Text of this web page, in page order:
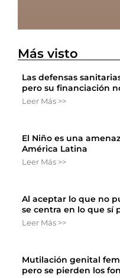
Más visto
Las defensas
pero su financiación
Leer Más >>
El Niño es una
América Latina
Leer Más >>
Al aceptar lo que no
se centra en lo que sí
Leer Más >>
Mutilación genital
pero se pierden los